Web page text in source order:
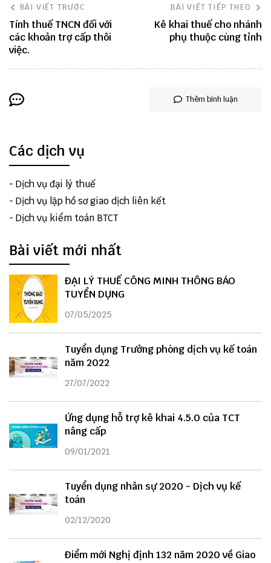
BÀI VIẾT TRƯỚC
Tính thuế TNCN đối với
các khoản trợ cấp thôi
việc.
BÀI VIẾT TIẾP THEO
Kê khai thuế cho nhánh
phụ thuộc cùng tỉnh
Thêm bình luận
Các dịch vụ
- Dịch vụ đại lý thuế
- Dịch vụ lập hồ sơ giao dịch liên kết
- Dịch vụ kiểm toán BTCT
Bài viết mới nhất
ĐẠI LÝ THUẾ CÔNG MINH THÔNG BÁO
TUYỂN DỤNG
07/05/2025
Tuyển dụng Trưởng phòng dịch vụ kế toán
năm 2022
27/07/2022
Ứng dụng hỗ trợ kê khai 4.5.0 của TCT
nâng cấp
09/01/2021
Tuyển dụng nhân sự 2020 - Dịch vụ kế
toán
02/12/2020
Điểm mới Nghị định 132 năm 2020 về Giao